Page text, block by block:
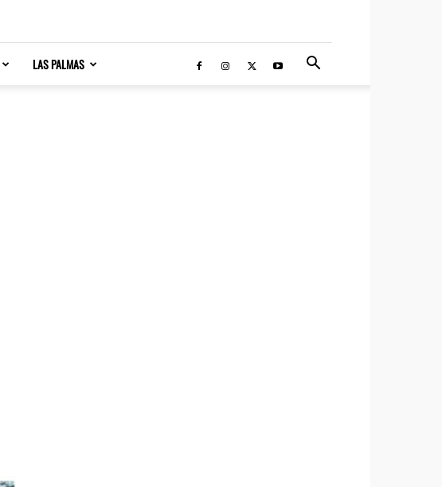
LAS PALMAS